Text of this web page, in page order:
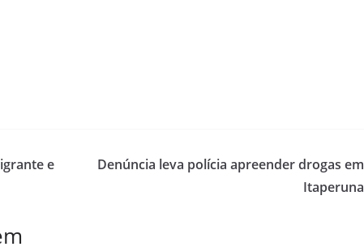
e
Denúncia leva polícia apreender drogas em
Itaperuna